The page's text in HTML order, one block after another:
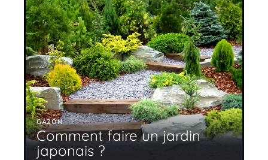
GAZON
Comment faire un jardin
japonais ?